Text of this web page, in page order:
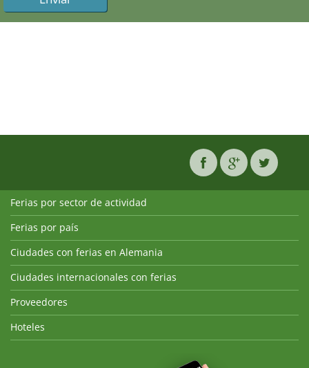
Ferias por sector de actividad
Ferias por país
Ciudades con ferias en Alemania
Ciudades internacionales con ferias
Proveedores
Hoteles